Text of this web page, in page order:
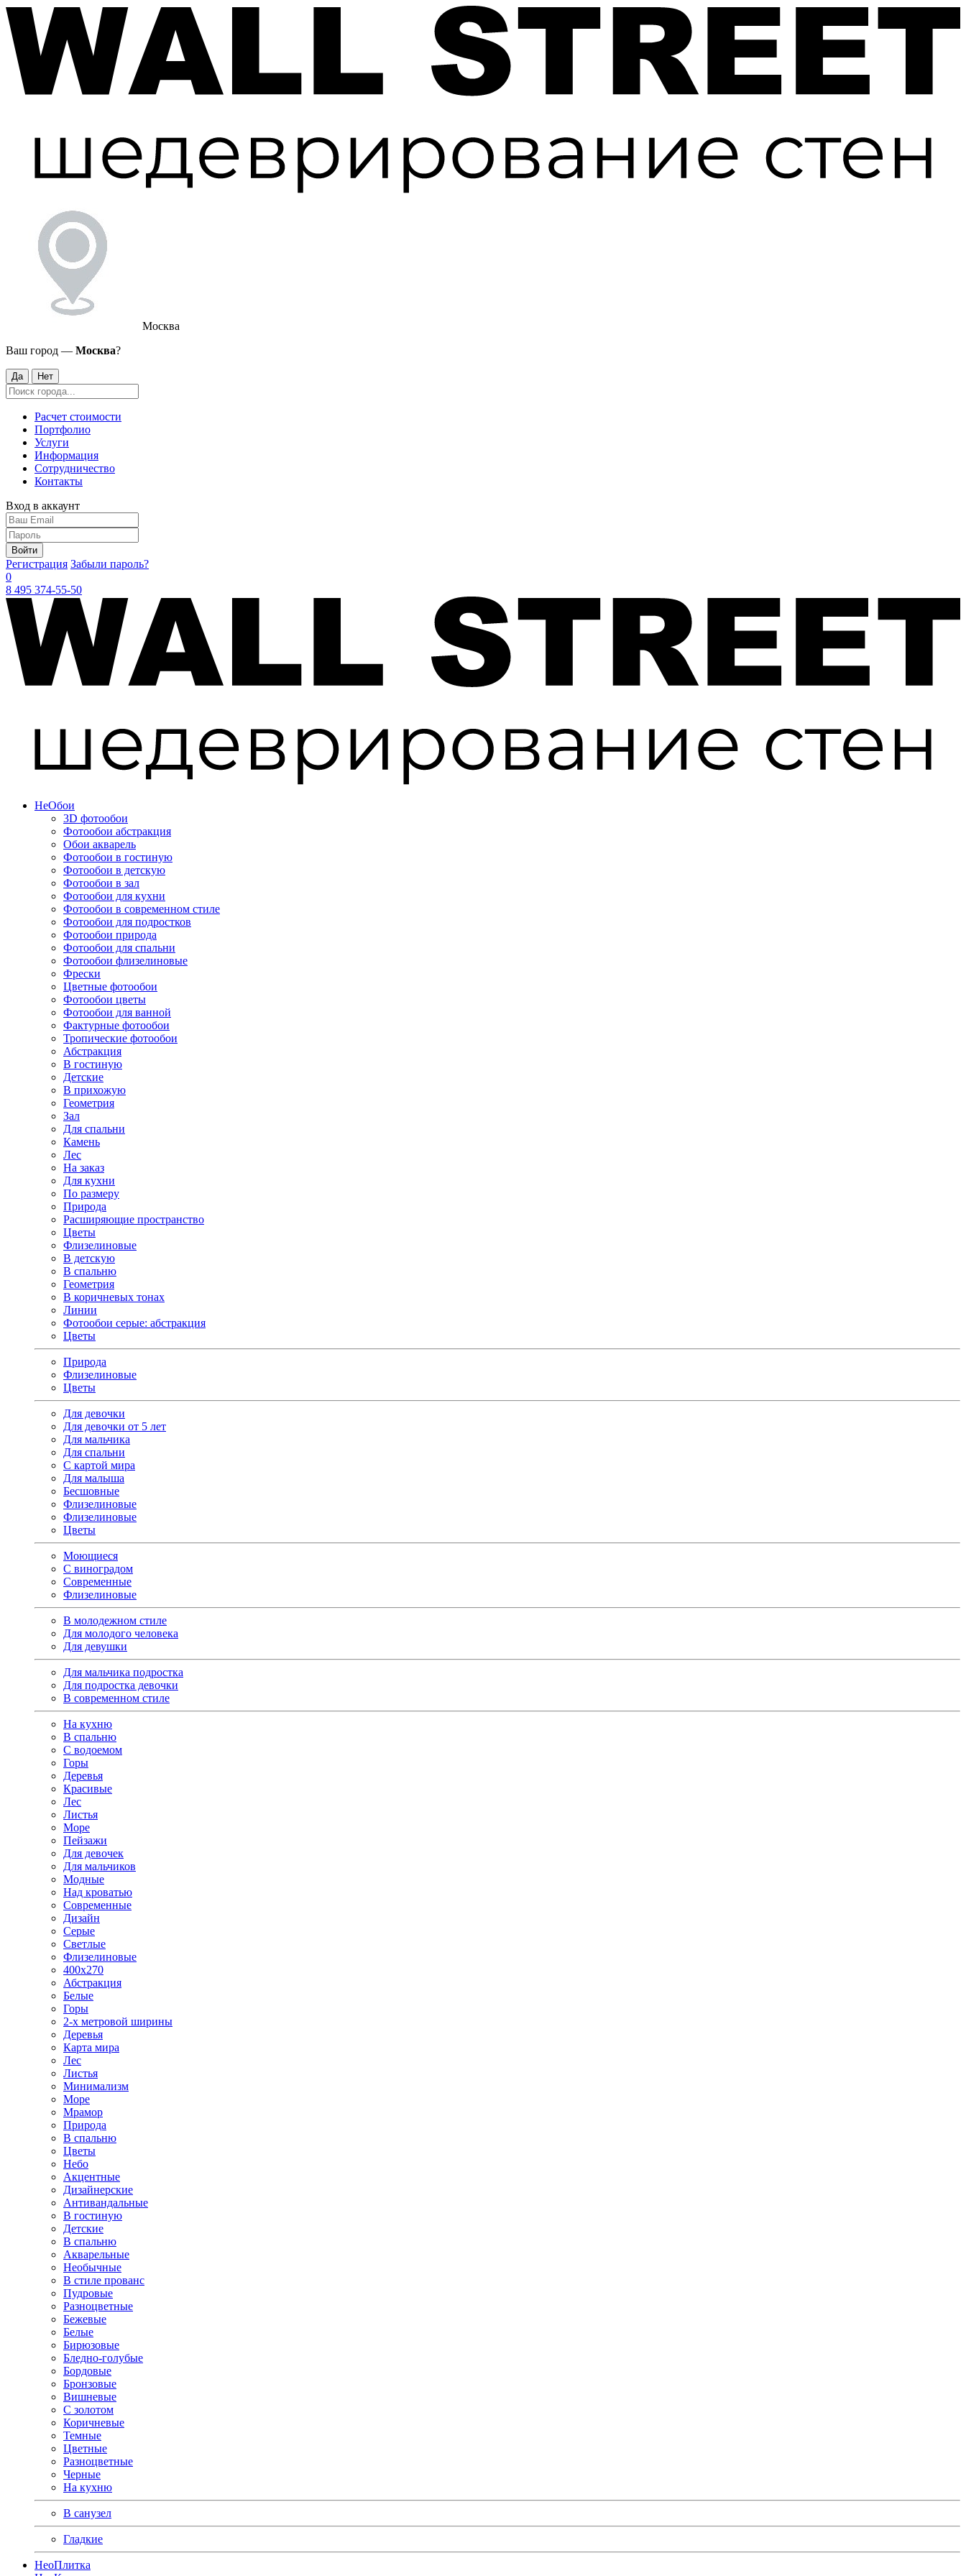
Москва
Ваш город — Москва?
Да Нет
Расчет стоимости
Портфолио
Услуги
Информация
Сотрудничество
Контакты
Вход в аккаунт
Войти
Регистрация Забыли пароль?
0
8 495 374-55-50
НеОбои
3D фотообои
Фотообои абстракция
Обои акварель
Фотообои в гостиную
Фотообои в детскую
Фотообои в зал
Фотообои для кухни
Фотообои в современном стиле
Фотообои для подростков
Фотообои природа
Фотообои для спальни
Фотообои флизелиновые
Фрески
Цветные фотообои
Фотообои цветы
Фотообои для ванной
Фактурные фотообои
Тропические фотообои
Абстракция
В гостиную
Детские
В прихожую
Геометрия
Зал
Для спальни
Камень
Лес
На заказ
Для кухни
По размеру
Природа
Расширяющие пространство
Цветы
Флизелиновые
В детскую
В спальню
Геометрия
В коричневых тонах
Линии
Фотообои серые: абстракция
Цветы
Природа
Флизелиновые
Цветы
Для девочки
Для девочки от 5 лет
Для мальчика
Для спальни
С картой мира
Для малыша
Бесшовные
Флизелиновые
Флизелиновые
Цветы
Моющиеся
С виноградом
Современные
Флизелиновые
В молодежном стиле
Для молодого человека
Для девушки
Для мальчика подростка
Для подростка девочки
В современном стиле
На кухню
В спальню
С водоемом
Горы
Деревья
Красивые
Лес
Листья
Море
Пейзажи
Для девочек
Для мальчиков
Модные
Над кроватью
Современные
Дизайн
Серые
Светлые
Флизелиновые
400х270
Абстракция
Белые
Горы
2-х метровой ширины
Деревья
Карта мира
Лес
Листья
Минимализм
Море
Мрамор
Природа
В спальню
Цветы
Небо
Акцентные
Дизайнерские
Антивандальные
В гостиную
Детские
В спальню
Акварельные
Необычные
В стиле прованс
Пудровые
Разноцветные
Бежевые
Белые
Бирюзовые
Бледно-голубые
Бордовые
Бронзовые
Вишневые
С золотом
Коричневые
Темные
Цветные
Разноцветные
Черные
На кухню
В санузел
Гладкие
НеоПлитка